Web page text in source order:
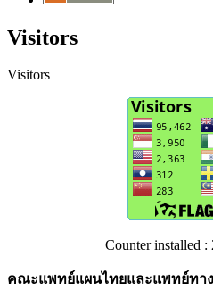
Visitors
Visitors
Counter installed
คณะแพทย์แผนไทยและแพทย์ทา